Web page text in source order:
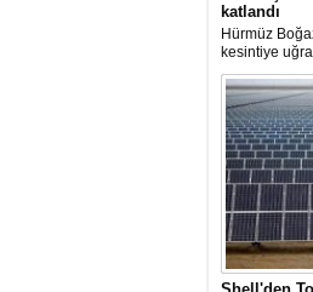
katlandı
Hürmüz
kesintiye
arzında
sürelerini
deniz yakıtı
krizinden bu
çıkardı.